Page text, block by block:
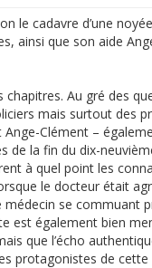
le cadavre d’une
ainsi que son aide
Au gré des
mais surtout des
Clément –
la fin du dix-
à quel point les
le docteur était
médecin se
également bien
que l’écho
protagonistes de